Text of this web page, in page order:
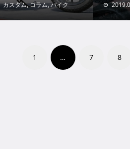
カスタム,コラム,バイク
1 … 7 8